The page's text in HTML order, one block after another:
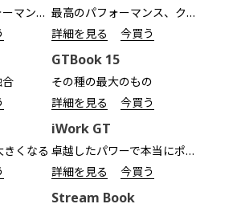
シームレスなパフォーマンスを指先で実現！
最高のパフォーマンス、クリスタルビジョン
詳細を見る
今買う
GTBook 15
その種の最大のもの
詳細を見る
今買う
くなる
iWork GT
卓越したパワーで本当にポータブル
詳細を見る
今買う
Stream Book